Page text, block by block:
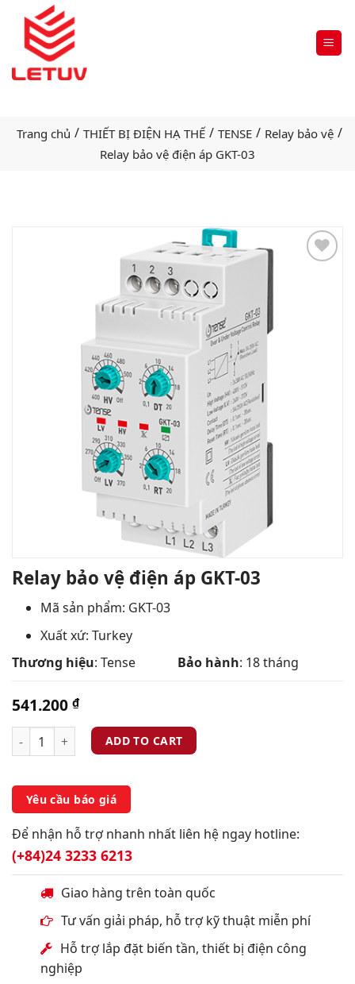
Trang chủ / THIẾT BỊ ĐIỆN HẠ THẾ / TENSE / Relay bảo vệ /
Relay bảo vệ điện áp GKT-03
Relay bảo vệ điện áp GKT-03
Mã sản phẩm: GKT-03
Xuất xứ: Turkey
Thương hiệu: Tense Bảo hành: 18 tháng
541.200 ₫
ADD TO CART
Yêu cầu báo giá
Để nhận hỗ trợ nhanh nhất liên hệ ngay hotline:
(+84)24 3233 6213
Giao hàng trên toàn quốc
Tư vấn giải pháp, hỗ trợ kỹ thuật miễn phí
Hỗ trợ lắp đặt biến tần, thiết bị điện công
nghiệp